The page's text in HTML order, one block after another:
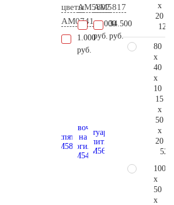
цветы
AM0741
1.000
руб.
AM5807
16.000
руб.
AM5817
34.500
руб.
x
20
80
x
40
x
10
15
x
50
x
20
100
x
50
x